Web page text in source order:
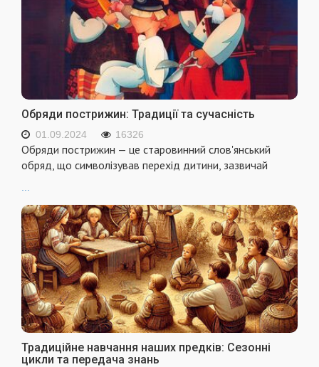
Обряди пострижин: Традиції та сучасність
01.09.2024 16326
Обряди пострижин — це старовинний слов'янський
обряд, що символізував перехід дитини, зазвичай
Традиційне навчання наших предків: Сезонні
цикли та передача знань